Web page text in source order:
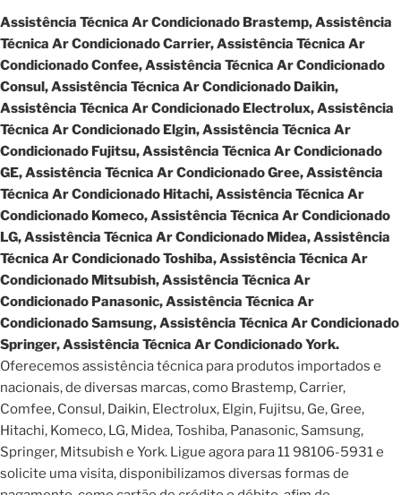
Assistência Técnica Ar Condicionado Brastemp, Assistência
Técnica Ar Condicionado Carrier, Assistência Técnica Ar
Condicionado Confee, Assistência Técnica Ar Condicionado
Consul, Assistência Técnica Ar Condicionado Daikin,
Assistência Técnica Ar Condicionado Electrolux, Assistência
Técnica Ar Condicionado Elgin, Assistência Técnica Ar
Condicionado Fujitsu, Assistência Técnica Ar Condicionado
GE, Assistência Técnica Ar Condicionado Gree, Assistência
Técnica Ar Condicionado Hitachi, Assistência Técnica Ar
Condicionado Komeco, Assistência Técnica Ar Condicionado
LG, Assistência Técnica Ar Condicionado Midea, Assistência
Técnica Ar Condicionado Toshiba, Assistência Técnica Ar
Condicionado Mitsubish, Assistência Técnica Ar
Condicionado Panasonic, Assistência Técnica Ar
Condicionado Samsung, Assistência Técnica Ar Condicionado
Springer, Assistência Técnica Ar Condicionado York.
Oferecemos assistência técnica para produtos importados e
nacionais, de diversas marcas, como Brastemp, Carrier,
Comfee, Consul, Daikin, Electrolux, Elgin, Fujitsu, Ge, Gree,
Hitachi, Komeco, LG, Midea, Toshiba, Panasonic, Samsung,
Springer, Mitsubish e York. Ligue agora para 11 98106-5931 e
solicite uma visita, disponibilizamos diversas formas de